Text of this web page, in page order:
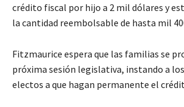
crédito fiscal por hijo a 2 mil dólares y
la cantidad reembolsable de hasta mil
Fitzmaurice espera que las familias se
próxima sesión legislativa, instando a
electos a que hagan permanente el